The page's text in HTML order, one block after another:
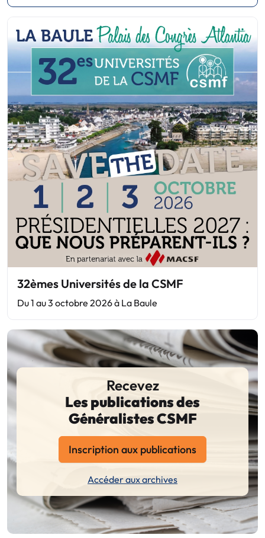
32èmes Universités de la CSMF
Du 1 au 3 octobre 2026 à La Baule
Recevez
Les publications des
Généralistes CSMF
Inscription aux publications
Accéder aux archives